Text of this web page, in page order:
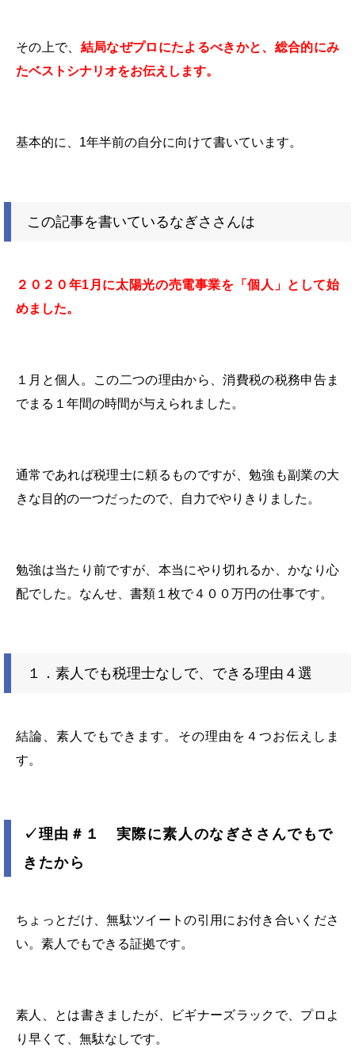
その上で、 結局なぜプロにたよるべきかと、総合的にみ
たベストシナリオをお伝えします。
基本的に、 1年半前の自分に向けて書いています。
この記事を書いているなぎささんは
２０２０年1 月に太陽光の売電事業を「個人」として始
めました。
１月と個人。この二つの理由から、消費税の税務申告ま
でまる１年間の時間が与えられました。
通常であれば税理士に頼るものですが、勉強も副業の大
きな目的の一つだったので、自力でやりきりました。
勉強は当たり前ですが、本当にやり切れるか、かなり心
配でした。なんせ、書類１枚で４００万円の仕事です。
１．素人でも税理士なしで、できる理由４選
結論、素人でもできます。その理由を４つお伝えしま
す。
✓理由＃１ 実際に素人のなぎささんでもで
きたから
ちょっとだけ、無駄ツイートの引用にお付き合いくださ
い。素人でもできる証拠です。
素人、とは書きましたが、ビギナーズラックで、プロよ
り早くて、無駄なしです。